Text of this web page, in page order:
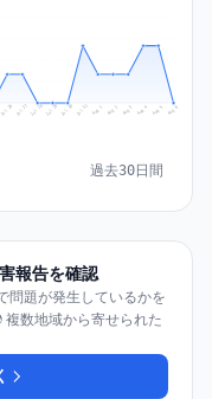
Jul 26 Jul 27 Jul 28 Jul 29 Jul 30 Jul 31 Aug 1 Aug 2 Aug 3 Aug 4 Aug 5 Aug 6
過去30日間
報告を確認
問題が発生しているかを
数地域から寄せられた